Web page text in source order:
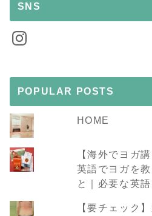
SNS
Instagram
POPULAR POSTS
HOME
【海外でヨガ
英語でヨガを
と｜必要な英
【要チェック